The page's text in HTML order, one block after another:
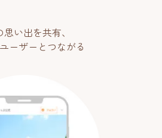
い出を共有、
ーザーとつながる